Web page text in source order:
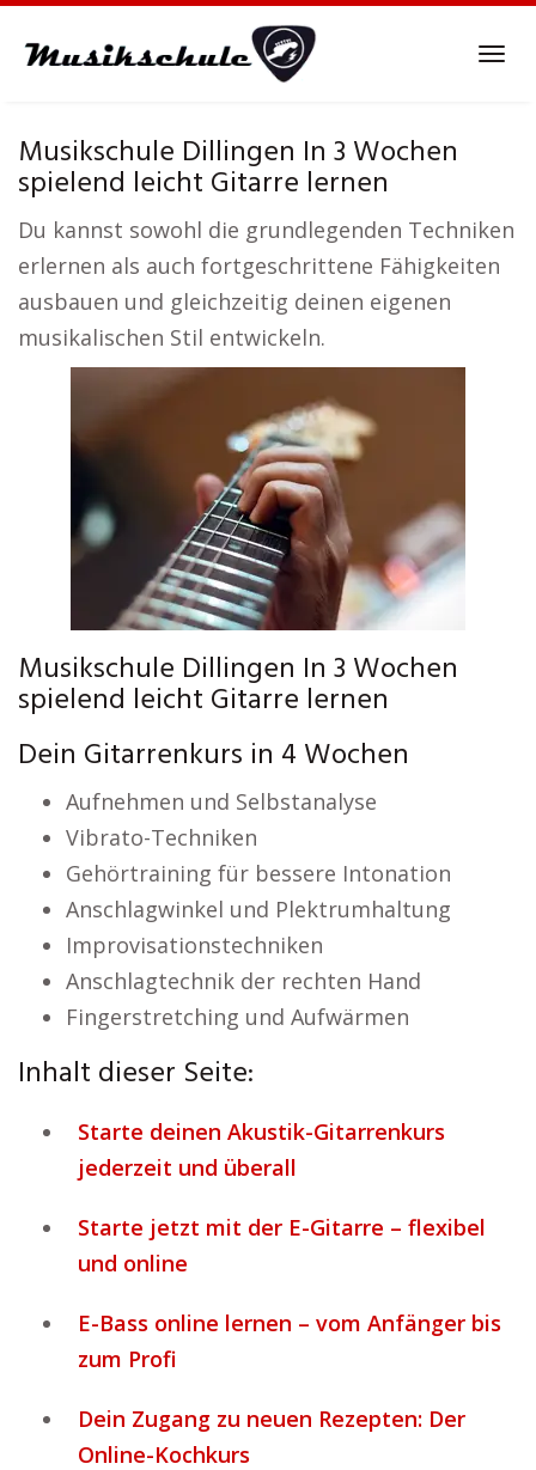
Musikschule Dillingen In 3 Wochen
spielend leicht Gitarre lernen
Du kannst sowohl die grundlegenden Techniken
erlernen als auch fortgeschrittene Fähigkeiten
ausbauen und gleichzeitig deinen eigenen
musikalischen Stil entwickeln.
Musikschule Dillingen In 3 Wochen
spielend leicht Gitarre lernen
Dein Gitarrenkurs in 4 Wochen
Aufnehmen und Selbstanalyse
Vibrato-Techniken
Gehörtraining für bessere Intonation
Anschlagwinkel und Plektrumhaltung
Improvisationstechniken
Anschlagtechnik der rechten Hand
Fingerstretching und Aufwärmen
Inhalt dieser Seite:
Starte deinen Akustik-Gitarrenkurs
jederzeit und überall
Starte jetzt mit der E-Gitarre – flexibel
und online
E-Bass online lernen – vom Anfänger bis
zum Profi
Dein Zugang zu neuen Rezepten: Der
Online-Kochkurs